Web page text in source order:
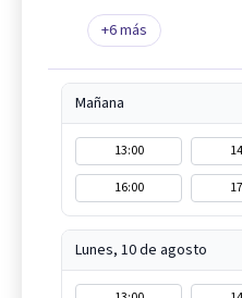
+6más
Mañana
13:00
16:00
Lunes, 10 de agosto